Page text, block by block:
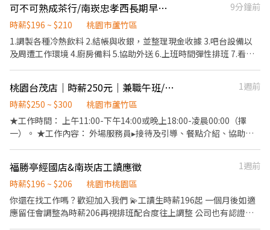
業十路 『班別自己選』選完就固定囉~~ ①《週休二日》 〃日班
08:00~17:15 $220/h 〃夜班 22:00~07:15 $250/h ②《做二休二》
〃日班07:00~19:00 $230/h 〃夜班19:00~07:00 $260/h 暫時滿額 ❌
無提供暑期打工❌無提供暑期打工 ﹌﹌﹌﹌﹌﹌﹌﹌﹌﹌﹌﹌﹌﹌
https://lin.ee/CcskdiH
可不可熟成茶行/南崁忠孝西長期早班工讀生（短期勿投）
9分鐘前
時薪$196 ~ $210
桃園市蘆竹區
1.調製各種冷熱飲料 2.結帳與收銀，並整理現金收據 3.吧台設備以
及周遭工作環境 4.廚房備料 5.協助外送 6.上班時間彈性排班 7.看工
桃園台茂店｜時薪250元｜兼職午班/晚班外場
1週前
時薪$250 ~ $300
桃園市蘆竹區
★工作時間： 上午11:00-下午14:00或晚上18:00-凌晨00:00（擇
一）。 ★工作內容： 外場服務員▸接待及引導、餐點介紹、協助顧
上。 此為長期工讀，短期者請勿投遞，錄取後須提供餐飲從業人員
體檢報告。 ★薪資福利： 時薪250元，00:00後每小時+50元夜班津
貼。 依據崗位學習、工作表現、配合度可上調薪資。 全日免費供
膳、員工折扣、春節團圓假、春酒、定期健康檢查。
福勝亭經國店&南崁店工讀應徵
1週前
時薪$196 ~ $206
桃園市桃園區
你還在找工作嗎？歡迎加入我們 💫工讀生時薪196起 一個月後如適
應留任會調整為時薪206再視排班配合度往上調整 公司也有認證考